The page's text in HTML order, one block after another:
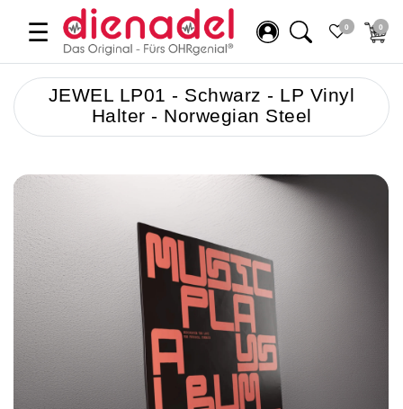
☰ 0 0
JEWEL LP01 - Schwarz - LP Vinyl
Halter - Norwegian Steel